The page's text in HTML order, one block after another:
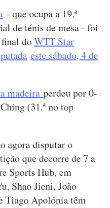
- que ocupa a 19.ª
de ténis de mesa - foi
doWTT Star
este sábado, 4 de
madeira perdeu por 0-
(31.ª no top
agora disputar o
que decorre de 7 a
Sports Hub, em
Shao Jieni, João
Tiago Apolónia têm